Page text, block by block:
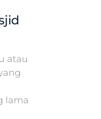
atau
lama